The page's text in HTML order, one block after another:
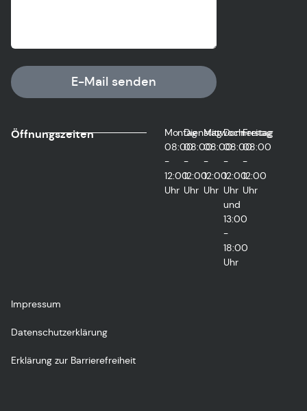
E-Mail senden
Öffnungszeiten
Montag
08:00
-
12:00
Uhr
Dienstag
08:00
-
12:00
Uhr
Mittwoch
08:00
-
12:00
Uhr
Donnerstag
08:00
-
12:00
Uhr
und
13:00
-
18:00
Uhr
Freitag
08:00
-
12:00
Uhr
Impressum
Datenschutzerklärung
Erklärung zur Barrierefreiheit